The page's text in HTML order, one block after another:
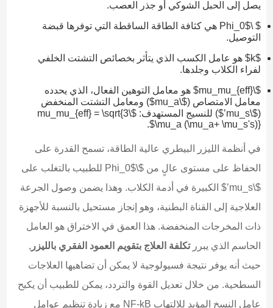
يصل إلى الحبل الشوكي أو جذر العصب.
$ \Phi_0$ هي كثافة الطاقة الساقطة التي توفرها قبضة
التوصيل.
$k$ هو عامل الكسب الذي يتأثر بخصائص التشتت الخلفي
لفراء الكلاب وجلدها.
$\mu_mu_{eff}$ هو معامل التوهين الفعال، الذي يحدده
معامل الامتصاص ($\mu_a$) ومعامل التشتت المنخفض
($\mu_s’$) للنسيج المستهدف: $\mu_mu_{eff} = \sqrt{3
\mu_a (\mu_a+ \mu_s's)}$.
في أنظمة الليزر البيطري عالية الطاقة، تسمح القدرة على
الحفاظ على مستوى عالٍ من $\Phi_0$ للطبيب بالتغلب على
$\mu_s’$ الكبيرة في أدمة الكلاب. وهذا يضمن وصول الجرعة
العلاجية إلى القناة البطنية، وهو إنجاز مستحيل بالنسبة للأجهزة
ذات المخرجات المنخفضة. هذا العمق في الاختراق هو العامل
الحاسم الذي يبررتكلفة العلاج بتقويم العمود الفقري بالليزر ,
حيث أنه يوفر نتيجة فسيولوجية لا يمكن أن تضاهيها العلاجات
السطحية. من خلال تعديل القوة والتردد، يمكن للطبيب أن يكبح
عامل النسخ المؤيد للالتهاب NF-kB مع زيادة تنظيم عوامل